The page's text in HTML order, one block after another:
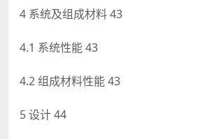
4 系统及组成材料 43
4.1 系统性能 43
4.2 组成材料性能 43
5 设计 44